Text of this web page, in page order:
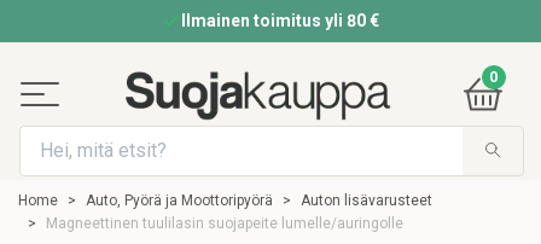
Ilmainen toimitus yli 80 €
0
Home Auto, Pyörä ja Moottoripyörä
Auton lisävarusteet
Magneettinen tuulilasin suojapeite lumelle/auringolle